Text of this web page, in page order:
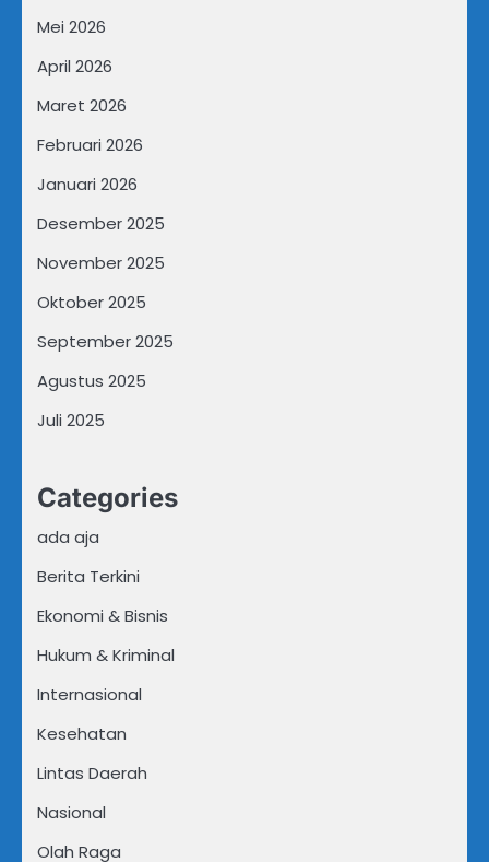
Mei 2026
April 2026
Maret 2026
Februari 2026
Januari 2026
Desember 2025
November 2025
Oktober 2025
September 2025
Agustus 2025
Juli 2025
Categories
ada aja
Berita Terkini
Ekonomi & Bisnis
Hukum & Kriminal
Internasional
Kesehatan
Lintas Daerah
Nasional
Olah Raga